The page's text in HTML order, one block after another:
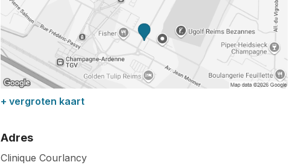
+ vergroten kaart
Adres
Clinique Courlancy